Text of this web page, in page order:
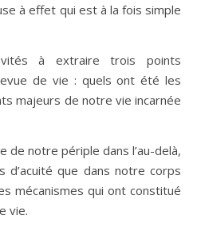
à effet qui est à la fois simple
à extraire trois points
de vie : quels ont été les
majeurs de notre vie incarnée
de notre périple dans l’au-delà,
d’acuité que dans notre corps
mécanismes qui ont constitué
vie.